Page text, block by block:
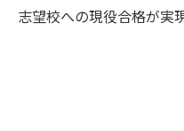
志望校への現役合格が実